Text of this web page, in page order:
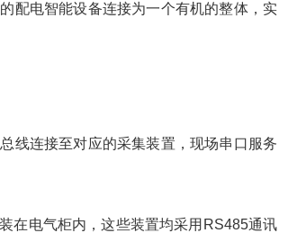
配电智能设备连接为一个有机的整体，实
线连接至对应的采集装置，现场串口服务
在电气柜内，这些装置均采用RS485通讯